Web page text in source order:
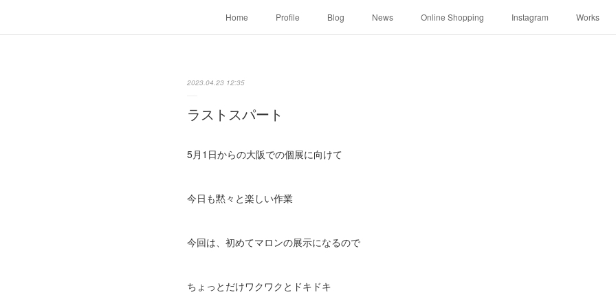
Home Profile Blog News Online Shopping Instagram Works
2023.04.23 12:35
ラストスパート
5月1日からの大阪での個展に向けて
今日も黙々と楽しい作業
今回は、初めてマロンの展示になるので
ちょっとだけワクワクとドキドキ